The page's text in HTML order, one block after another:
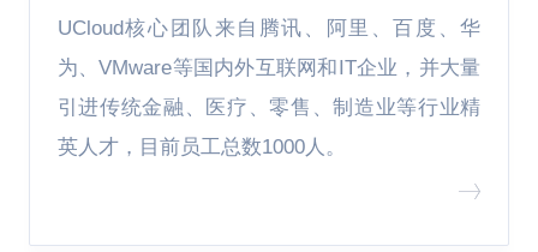
UCloud核心团队来自腾讯、阿里、百度、华
为、VMware等国内外互联网和IT企业，并大量
引进传统金融、医疗、零售、制造业等行业精
英人才，目前员工总数1000人。